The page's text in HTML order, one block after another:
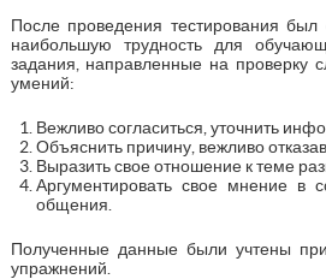
После проведения тестирования
наибольшую трудность для
задания, направленные на проверку
умений:
Вежливо согласиться, уточнить
Объяснить причину, вежливо
Выразить свое отношение к теме
Аргументировать свое мнение в
общения.
Полученные данные были учтены
упражнений.